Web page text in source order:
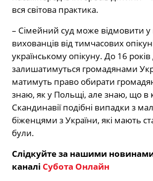
вся світова практика.
– Сімейний суд може відмовити у
вихованців від тимчасових
українському опікуну. До 16 років
залишатимуться громадянами
матимуть право обирати
знаю, як у Польщі, але знаю, що в
Скандинавії подібні випадки з
біженцями з України, які мають
були.
Слідкуйте за нашими
каналі Субота Онлайн